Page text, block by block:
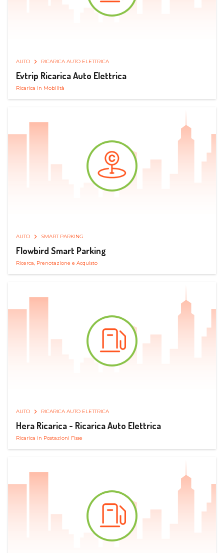
AUTO RICARICA AUTO ELETTRICA
Evtrip Ricarica Auto Elettrica
Ricarica in Mobilità
AUTO SMART PARKING
Flowbird Smart Parking
Ricerca, Prenotazione e Acquisto
AUTO RICARICA AUTO ELETTRICA
Hera Ricarica - Ricarica Auto Elettrica
Ricarica in Postazioni Fisse